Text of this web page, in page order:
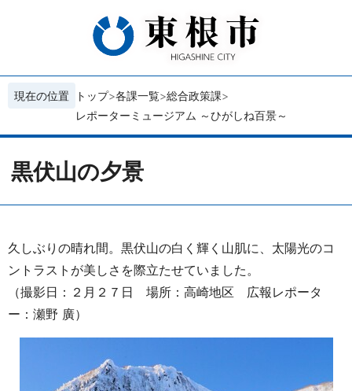
現在の位置 トップ 各課一覧 総合政策課
レポーターミュージアム ～ひがしね百景～
黒伏山の夕景
久しぶりの晴れ間。黒伏山の白く輝く山肌に、太陽光のコ
ントラストが美しさを際立たせていました。
（撮影日：２月２７日 場所：高崎地区 広報レポータ
ー：瀬野 廣）